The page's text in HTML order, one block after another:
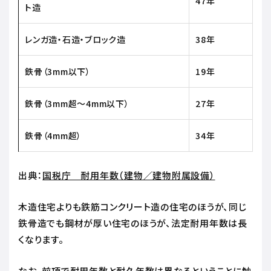
ト造
レンガ造・石造・ブロック造 38年
鉄骨（3mm以下） 19年
鉄骨（3mm超～4mm以下） 27年
鉄骨（4mm超） 34年
出典：国税庁 耐用年数（建物／建物附属設備）
木造住宅よりも鉄筋コンクリート造の住宅のほうが、同じ
鉄骨造でも鋼材が厚い住宅のほうが、法定耐用年数は長
くなります。